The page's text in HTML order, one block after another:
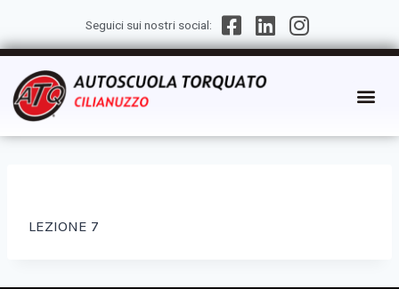
Seguici sui nostri social:
LEZIONE 7